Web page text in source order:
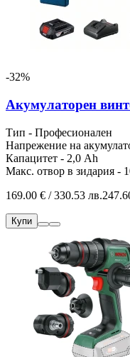
-32%
Акумулаторен
Тип - Професионален
Напрежение на
Капацитет - 2,0 Ah
Макс. отвор в зидария -
169.00 € / 330.53 лв.
Купи